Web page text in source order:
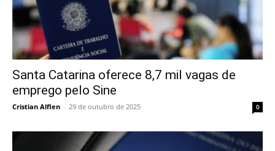
Santa Catarina oferece 8,7 mil vagas de
emprego pelo Sine
Cristian Alflen - 29 de outubro de 2025 0